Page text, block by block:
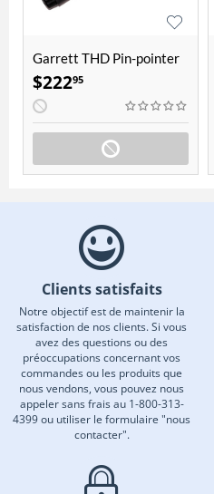
Garrett THD Pin-pointer
#1165900
$22295
Clients satisfaits
Notre objectif est de maintenir la
satisfaction de nos clients. Si vous
avez des questions ou des
préoccupations concernant vos
commandes ou les produits que
nous vendons, vous pouvez nous
appeler sans frais au 1-800-313-
4399 ou utiliser le formulaire "nous
contacter".